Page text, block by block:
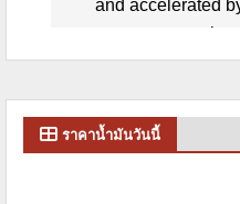
ราคาน้ำมันวันนี้